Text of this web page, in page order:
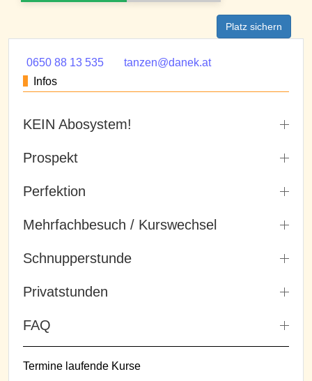
Platz sichern
0650 88 13 535
tanzen@danek.at
Infos
KEIN Abosystem!
Prospekt
Perfektion
Mehrfachbesuch / Kurswechsel
Schnupperstunde
Privatstunden
FAQ
Termine laufende Kurse